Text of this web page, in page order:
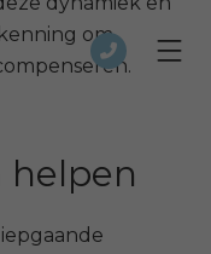
om
helpen